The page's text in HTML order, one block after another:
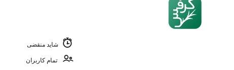
شاید منقضی
تمام کاربران